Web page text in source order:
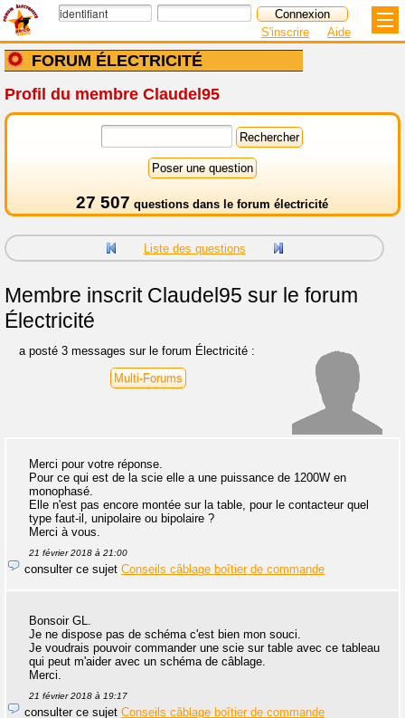
FORUM ÉLECTRICITÉ
S'inscrire Aide
Profil du membre Claudel95
27 507 questions dans le forum électricité
Liste des questions
Membre inscritClaudel95 sur le forum
Électricité
a posté 3 messages sur le forum Électricité :
Multi-Forums
Merci pour votre réponse.
Pour ce qui est de la scie elle a une puissance de 1200W en
monophasé.
Elle n'est pas encore montée sur la table, pour le contacteur quel
type faut-il, unipolaire ou bipolaire ?
Merci à vous.
21 février 2018 à 21:00
consulter ce sujet Conseils câblage boîtier de commande
Bonsoir GL.
Je ne dispose pas de schéma c'est bien mon souci.
Je voudrais pouvoir commander une scie sur table avec ce tableau
qui peut m'aider avec un schéma de câblage.
Merci.
21 février 2018 à 19:17
consulter ce sujet Conseils câblage boîtier de commande